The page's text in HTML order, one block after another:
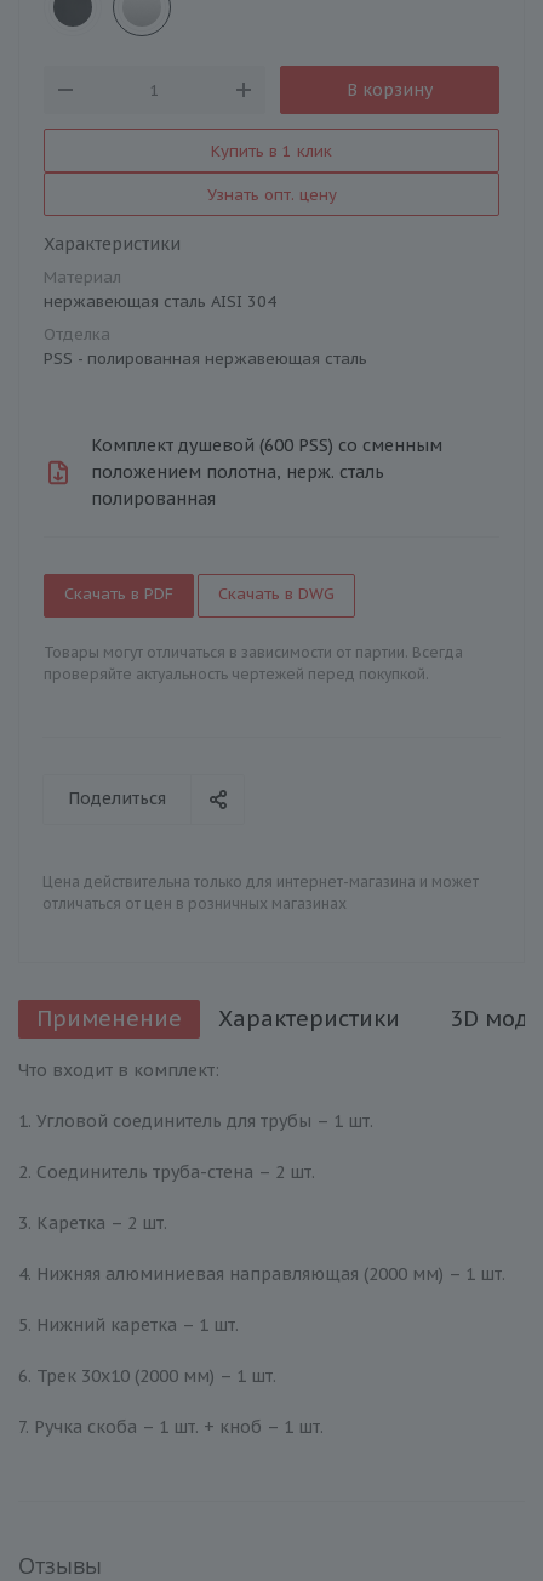
В корзину
Купить в 1 клик
Узнать опт. цену
Характеристики
Материал
нержавеющая сталь AISI 304
Отделка
PSS - полированная нержавеющая сталь
Комплект душевой (600 PSS) со сменным
положением полотна, нерж. сталь
полированная
Скачать в PDF Скачать в DWG
Товары могут отличаться в зависимости от партии. Всегда
проверяйте актуальность чертежей перед покупкой.
Поделиться
Цена действительна только для интернет-магазина и может
отличаться от цен в розничных магазинах
Применение Характеристики 3D
Что входит в комплект:
1. Угловой соединитель для трубы – 1 шт.
2. Соединитель труба-стена – 2 шт.
3. Каретка – 2 шт.
4. Нижняя алюминиевая направляющая (2000 мм) – 1 шт.
5. Нижний каретка – 1 шт.
6. Трек 30х10 (2000 мм) – 1 шт.
7. Ручка скоба – 1 шт. + кноб – 1 шт.
Отзывы